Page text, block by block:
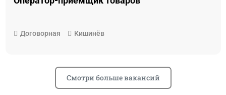
Договорная Кишинёв
Смотри больше вакансий